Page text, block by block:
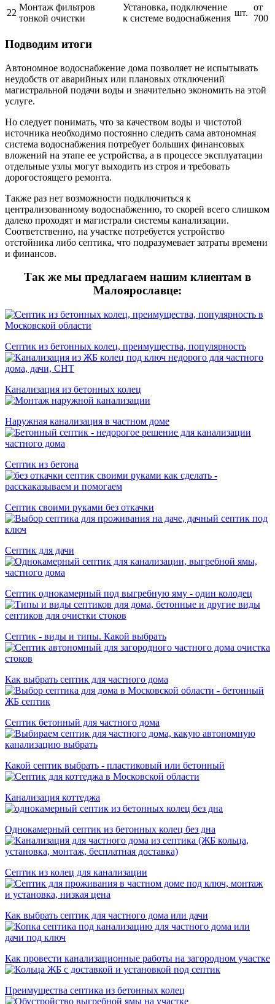
22
Монтаж фильтров
тонкой очистки
Установка, подключение
к системе водоснабжения
шт.
от
700
Подводим итоги
Автономное водоснабжение дома позволяет не испытывать
неудобств от аварийных или плановых отключений
магистральной подачи воды и значительно экономить на этой
услуге.
Но следует понимать, что за качеством воды и чистотой
источника необходимо постоянно следить сама автономная
система водоснабжения потребует больших финансовых
вложений на этапе ее устройства, а в процессе эксплуатации
отдельные узлы могут выходить из строя и требовать
дорогостоящего ремонта.
Также раз нет возможности подключиться к
централизованному водоснабжению, то скорей всего слишком
далеко проходят и магистрали системы канализации.
Соответственно, на участке потребуется устройство
отстойника либо септика, что подразумевает затраты времени
и финансов.
Так же мы предлагаем нашим клиентам в
Малоярославце:
Септик из бетонных колец, преимущества, популярность
Канализация из бетонных колец
Наружная канализация в частном доме
Cептик из бетона
Септик своими руками без откачки
Септик для дачи
Септик однокамерный под выгребную яму - один колодец
Септик - виды и типы. Какой выбрать
Как выбрать септик для частного дома
Септик бетонный для частного дома
Какой септик выбрать - пластиковый или бетонный
Канализация коттеджа
Однокамерный септик из бетонных колец без дна
Септик из колец для канализации
Как выбрать септик для частного дома или дачи
Как провести канализационные работы на загородном участке
Преимущества септика из бетонных колец